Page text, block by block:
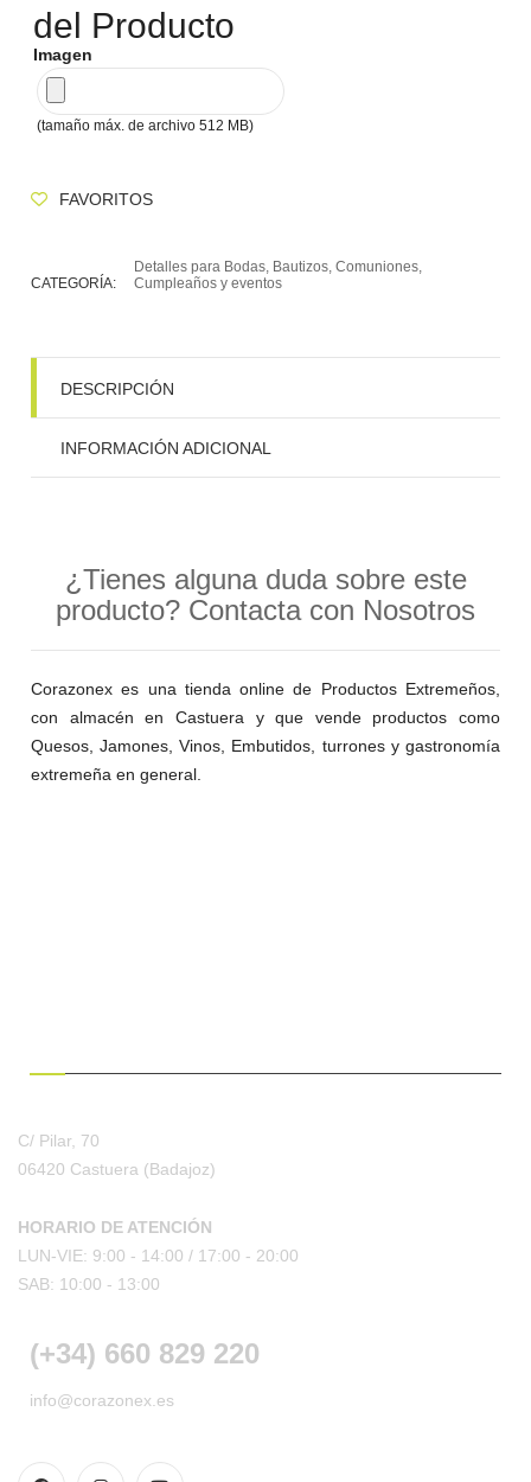
del Producto
Imagen
(tamaño máx. de archivo 512 MB)
FAVORITOS
CATEGORÍA:
Detalles para Bodas, Bautizos, Comuniones,
Cumpleaños y eventos
DESCRIPCIÓN
INFORMACIÓN ADICIONAL
¿Tienes alguna duda sobre este
producto? Contacta con Nosotros
Corazonex es una tienda online de Productos Extremeños,
con almacén en Castuera y que vende productos como
Quesos, Jamones, Vinos, Embutidos, turrones y gastronomía
extremeña en general.
C/ Pilar, 70
06420 Castuera (Badajoz)
HORARIO DE ATENCIÓN
LUN-VIE: 9:00 - 14:00 / 17:00 - 20:00
SAB: 10:00 - 13:00
(+34) 660 829 220
info@corazonex.es